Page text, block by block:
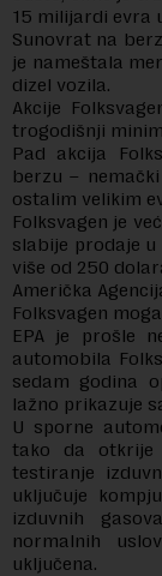
15 milijardi evra
Sunovrat na
je nameštala
dizel vozila.
Akcije
trogodišnji
Pad akcija
berzu –
ostalim velikim
Folksvagen je
slabije prodaje u
više od 250
Američka
Folksvagen
EPA je prošle
automobila
sedam godina
lažno prikazuje
U sporne
tako da otkrije
testiranje
uključuje
izduvnih
normalnih
uključena.